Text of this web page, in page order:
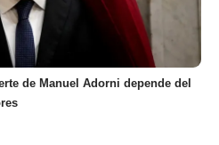
de Manuel Adorni depende del